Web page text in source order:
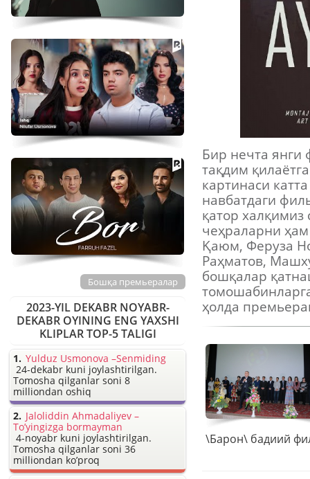
Бир нечта янги
тақдим
картинаси
навбатдаги
қатор халқимиз
чеҳраларни
Қаюм, Феруза
Раҳматов,
бошқалар
ҳолда
Бошқа премьералар
2023-YIL DEKABR NOYABR-
DEKABR OYINING ENG YAXSHI
KLIPLAR TOP-5 TALIGI
Yulduz Usmonova –Senmiding
24-dekabr kuni joylashtirilgan.
Tomosha qilganlar soni 8
milliondan oshiq
Jaloliddin Ahmadaliyev –
To’yingizga bormayman
4-noyabr kuni joylashtirilgan.
Tomosha qilganlar soni 36
milliondan ko’proq